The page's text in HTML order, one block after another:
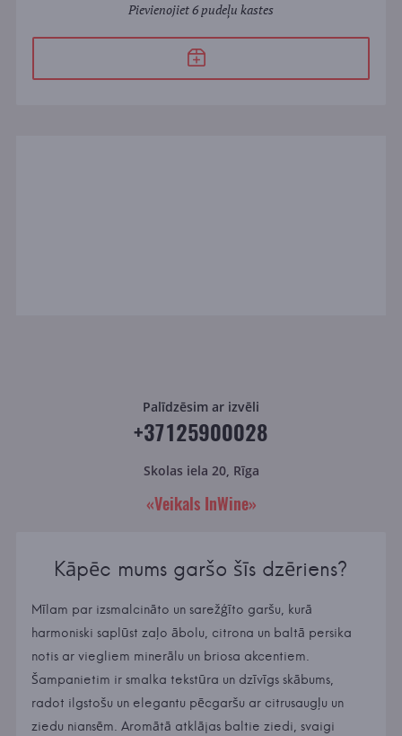
Pievienojiet 6 pudeļu kastes
Palīdzēsim ar izvēli
+37125900028
Skolas iela 20, Rīga
«Veikals InWine»
Kāpēc mums garšo šīs dzēriens?
Mīlam par izsmalcināto un sarežģīto garšu, kurā
harmoniski saplūst zaļo ābolu, citrona un baltā persika
notis ar viegliem minerālu un briosa akcentiem.
Šampanietim ir smalka tekstūra un dzīvīgs skābums,
radot ilgstošu un elegantu pēcgaršu ar citrusaugļu un
ziedu niansēm. Aromātā atklājas baltie ziedi, svaigi